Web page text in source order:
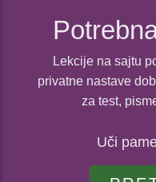
Lekcije na sajtu
privatne nastave
za test,
Uči